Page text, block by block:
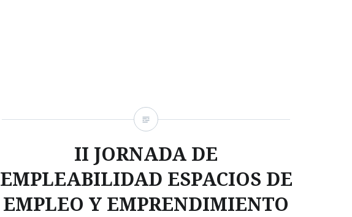
II JORNADA DE
EMPLEABILIDAD ESPACIOS DE
EMPLEO Y EMPRENDIMIENTO